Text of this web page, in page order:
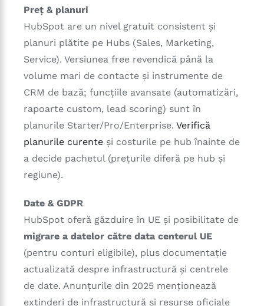
Preț & planuri
HubSpot are un nivel gratuit consistent și
planuri plătite pe Hubs (Sales, Marketing,
Service). Versiunea free revendică până la
volume mari de contacte și instrumente de
CRM de bază; funcțiile avansate (automatizări,
rapoarte custom, lead scoring) sunt în
planurile Starter/Pro/Enterprise. Verifică
planurile curente și costurile pe hub înainte de
a decide pachetul (prețurile diferă pe hub și
regiune).
Date & GDPR
HubSpot oferă găzduire în UE și posibilitate de
migrare a datelor către data centerul UE
(pentru conturi eligibile), plus documentație
actualizată despre infrastructură și centrele
de date. Anunțurile din 2025 menționează
extinderi de infrastructură și resurse oficiale